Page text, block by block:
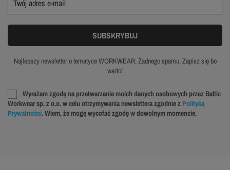
Najlepszy newsletter o tematyce WORKWEAR. Żadnego spamu. Zapisz się bo
warto!
Wyrażam zgodę na przetwarzanie moich danych osobowych przez Baltic
Workwear sp. z o.o. w celu otrzymywania newslettera zgodnie z Polityką
Prywatności. Wiem, że mogę wycofać zgodę w dowolnym momencie.